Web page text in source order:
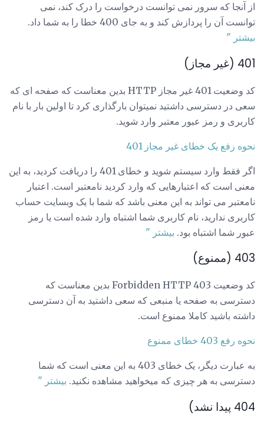
از آنجا که سرور نمی توانست درخواست را درک کند، نمی
توانست آن را پردازش کند و به جای 400 خطا را به شما داد.
بیشتر "
401 (غیر مجاز)
کد وضعیت 401 غیر مجاز HTTP بدین معناست که صفحه ای که
سعی در دسترسی داشتید نمیتوان بارگذاری کرد تا اولین بار با نام
کاربری و رمز عبور معتبر وارد شوید.
نحوه رفع یک خطای غیر مجاز 401
اگر فقط وارد سیستم شوید و خطای 401 را دریافت کردید، به این
معنی است که اعتبارهایی که وارد کردید نامعتبر است. اعتبار
نامعتبر می تواند به این معنی باشد که شما با یک وبسایت حساب
کاربری ندارید، نام کاربری شما اشتباه وارد شده است یا رمز
عبور شما اشتباه بود. بیشتر "
403 (ممنوع)
کد وضعیت 403 Forbidden HTTP بدین معناست که
دسترسی به صفحه یا منبعی که سعی داشتید به آن دسترسی
داشته باشید کاملا ممنوع است.
نحوه رفع 403 خطای ممنوع
به عبارت دیگر، یک خطای 403 به این معنی است که شما
دسترسی به هر چیزی که میخواهید مشاهده نکنید. بیشتر "
404 پیدا نشد)